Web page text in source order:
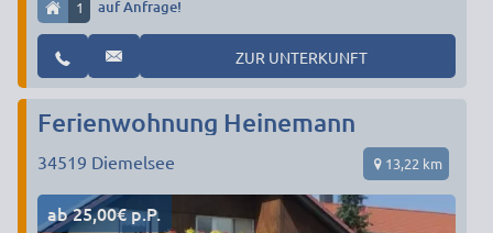
1 auf Anfrage!
ZUR UNTERKUNFT
Ferienwohnung Heinemann
34519 Diemelsee 13,22 km
ab 25,00€ p.P.